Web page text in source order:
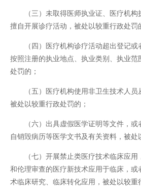
（三）未取得医师执业证、医疗机
擅自开展诊疗活动，被处以较重行政处罚
（四）医疗机构诊疗活动超出登记
按照注册的执业地点、执业类别、执业
处罚的；
（五）医疗机构使用非卫生技术人
被处以较重行政处罚的；
（六）出具虚假医学证明等文件，
自销毁病历等医学文书及有关资料，被处
（七）开展禁止类医疗技术临床应
和伦理审查的医疗新技术应用于临床，
术临床研究、临床转化应用，被处以较重